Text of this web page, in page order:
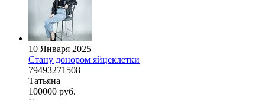
10 Января 2025
Стану донором яйцеклетки
79493271508
Татьяна
100000 руб.